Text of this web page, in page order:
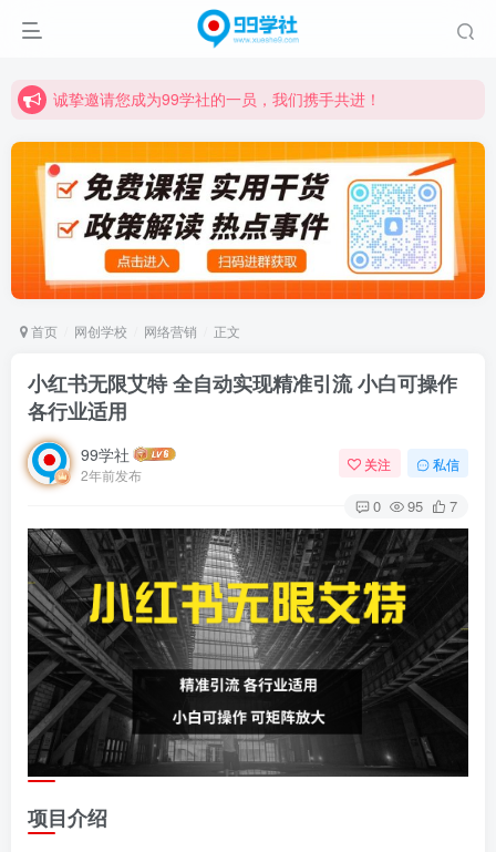
诚挚邀请您成为99学社的一员，我们携手共进！
诚挚邀请您成为99学社的一员，我们携手共进！
学习路上不孤独，99学社与你同行！分享全网优质VIP资源，炒股教程、创业教程、网络营销教程、自媒体短视频教程等，长期更新各大精品创业项目！
首页 网创学校 网络营销 正文
小红书无限艾特 全自动实现精准引流 小白可操作
各行业适用
99学社
2年前发布
关注 私信
0 95 7
项目介绍